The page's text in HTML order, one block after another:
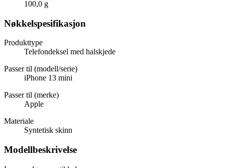
100,0 g
Nøkkelspesifikasjon
Produkttype
Telefondeksel med halskjede
Passer til (modell/serie)
iPhone 13 mini
Passer til (merke)
Apple
Materiale
Syntetisk skinn
Modellbeskrivelse